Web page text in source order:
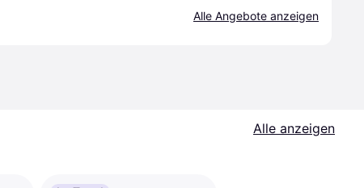
Alle Angebote anzeigen
Alle anzeigen